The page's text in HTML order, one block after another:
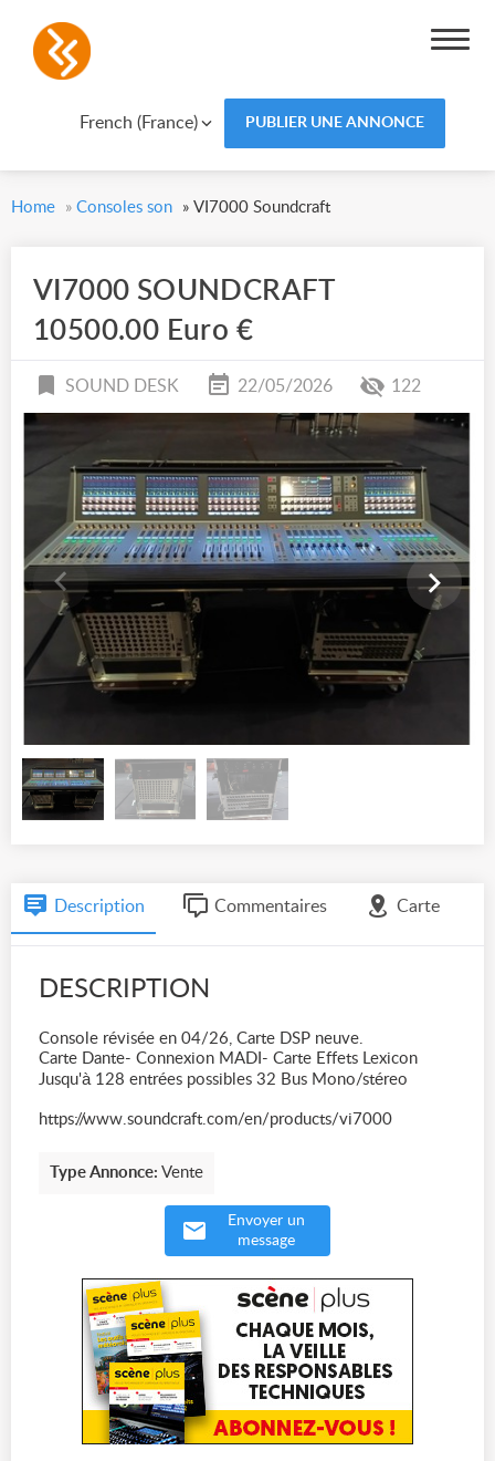
French (France) PUBLIER UNE ANNONCE
Home » Consoles son » VI7000 Soundcraft
VI7000 SOUNDCRAFT
10500.00 Euro €
SOUND DESK 22/05/2026 122
Description Commentaires Carte
DESCRIPTION
Console révisée en 04/26, Carte DSP neuve.
Carte Dante- Connexion MADI- Carte Effets Lexicon
Jusqu'à 128 entrées possibles 32 Bus Mono/stéreo
https://www.soundcraft.com/en/products/vi7000
Type Annonce: Vente
Envoyer un
message